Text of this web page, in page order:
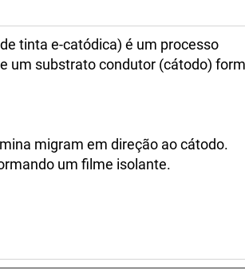
tinta e-catódica) é um processo
um substrato condutor (cátodo)
migram em direção ao cátodo.
um filme isolante.